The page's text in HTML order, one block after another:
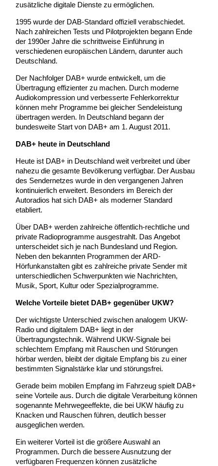
zusätzliche digitale Dienste zu ermöglichen.
1995 wurde der DAB-Standard offiziell verabschiedet.
Nach zahlreichen Tests und Pilotprojekten begann Ende
der 1990er Jahre die schrittweise Einführung in
verschiedenen europäischen Ländern, darunter auch
Deutschland.
Der Nachfolger DAB+ wurde entwickelt, um die
Übertragung effizienter zu machen. Durch moderne
Audiokompression und verbesserte Fehlerkorrektur
können mehr Programme bei gleicher Sendeleistung
übertragen werden. In Deutschland begann der
bundesweite Start von DAB+ am 1. August 2011.
DAB+ heute in Deutschland
Heute ist DAB+ in Deutschland weit verbreitet und über
nahezu die gesamte Bevölkerung verfügbar. Der Ausbau
des Sendernetzes wurde in den vergangenen Jahren
kontinuierlich erweitert. Besonders im Bereich der
Autoradios hat sich DAB+ als moderner Standard
etabliert.
Über DAB+ werden zahlreiche öffentlich-rechtliche und
private Radioprogramme ausgestrahlt. Das Angebot
unterscheidet sich je nach Bundesland und Region.
Neben den bekannten Programmen der ARD-
Hörfunkanstalten gibt es zahlreiche private Sender mit
unterschiedlichen Schwerpunkten wie Nachrichten,
Musik, Sport, Kultur oder Spezialprogramme.
Welche Vorteile bietet DAB+ gegenüber UKW?
Der wichtigste Unterschied zwischen analogem UKW-
Radio und digitalem DAB+ liegt in der
Übertragungstechnik. Während UKW-Signale bei
schlechtem Empfang mit Rauschen und Störungen
hörbar werden, bleibt der digitale Empfang bis zu einer
bestimmten Signalstärke klar und störungsfrei.
Gerade beim mobilen Empfang im Fahrzeug spielt DAB+
seine Vorteile aus. Durch die digitale Verarbeitung können
sogenannte Mehrwegeeffekte, die bei UKW häufig zu
Knacken und Rauschen führen, deutlich besser
ausgeglichen werden.
Ein weiterer Vorteil ist die größere Auswahl an
Programmen. Durch die bessere Ausnutzung der
verfügbaren Frequenzen können zusätzliche